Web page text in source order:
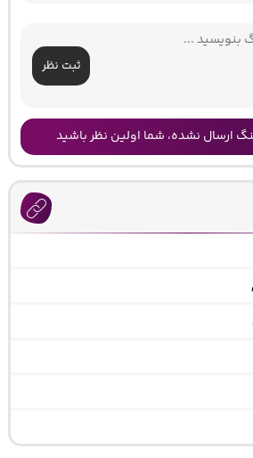
ثبت نظر
ارسال نشده، شما اولین نظر باشید